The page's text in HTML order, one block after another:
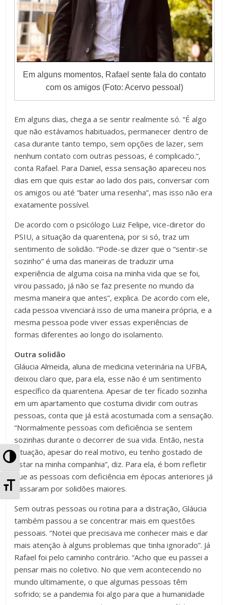
A
t
A
Em alguns momentos, Rafael sente fala do contato
com os amigos (Foto: Acervo pessoal)
Em alguns dias, chega a se sentir realmente só. “É algo
que não estávamos habituados, permanecer dentro de
casa durante tanto tempo, sem opções de lazer, sem
nenhum contato com outras pessoas, é complicado.“,
conta Rafael. Para Daniel, essa sensação apareceu nos
dias em que quis estar ao lado dos pais, conversar com
os amigos ou até “bater uma resenha”, mas isso não era
exatamente possível.
De acordo com o psicólogo Luiz Felipe, vice-diretor do
PSIU, a situação da quarentena, por si só, traz um
sentimento de solidão. “Pode-se dizer que o “sentir-se
sozinho” é uma das maneiras de traduzir uma
experiência de alguma coisa na minha vida que se foi,
virou passado, já não se faz presente no mundo da
mesma maneira que antes”, explica. De acordo com ele,
cada pessoa vivenciará isso de uma maneira própria, e a
mesma pessoa pode viver essas experiências de
formas diferentes ao longo do isolamento.
Outra solidão
Gláucia Almeida, aluna de medicina veterinária na UFBA,
deixou claro que, para ela, esse não é um sentimento
específico da quarentena. Apesar de ter ficado sozinha
em um apartamento que costuma dividir com outras
pessoas, conta que já está acostumada com a sensação.
“Normalmente pessoas com deficiência se sentem
sozinhas durante o decorrer de sua vida. Então, nesta
situação, apesar do real motivo, eu tenho gostado de
estar na minha companhia”, diz. Para ela, é bom refletir
que as pessoas com deficiência em épocas anteriores já
passaram por solidões maiores.
Sem outras pessoas ou rotina para a distração, Gláucia
também passou a se concentrar mais em questões
pessoais. “Notei que precisava me conhecer mais e dar
mais atenção à alguns problemas que tinha ignorado”. Já
Rafael foi pelo caminho contrário. “Acho que eu passei a
pensar mais no coletivo. No que vem acontecendo no
mundo ultimamente, o que algumas pessoas têm
sofrido; se a pandemia foi algo para que a humanidade